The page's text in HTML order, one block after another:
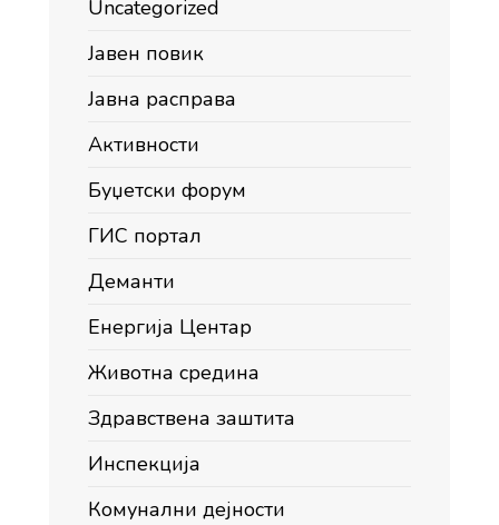
Uncategorized
Јавен повик
Јавна расправа
Активности
Буџетски форум
ГИС портал
Деманти
Енергија Центар
Животна средина
Здравствена заштита
Инспекција
Комунални дејности